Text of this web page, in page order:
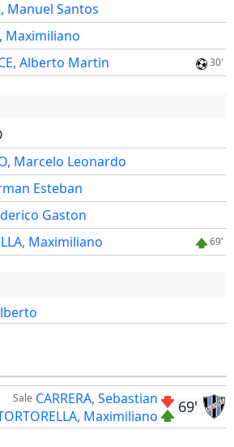
Manuel Santos
Maximiliano
Alberto Martin 30'
Marcelo Leonardo
Esteban
Gaston
Maximiliano 69'
69'
Sale CARRERA, Sebastian
Maximiliano